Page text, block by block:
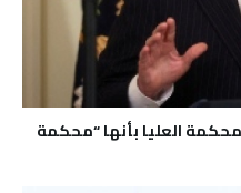
العليا بأنها “محكمة